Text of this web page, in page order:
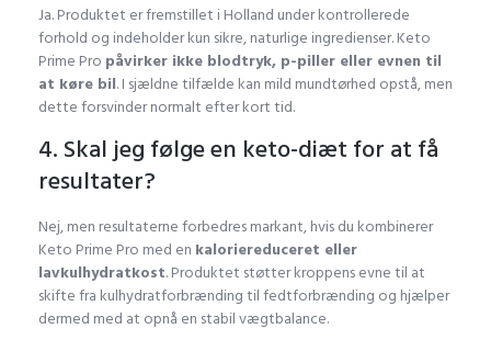
Ja. Produktet er fremstillet i Holland under kontrollerede
forhold og indeholder kun sikre, naturlige ingredienser. Keto
Prime Pro påvirker ikke blodtryk, p-piller eller evnen til
at køre bil. I sjældne tilfælde kan mild mundtørhed opstå, men
dette forsvinder normalt efter kort tid.
4. Skal jeg følge en keto-diæt for at få
resultater?
Nej, men resultaterne forbedres markant, hvis du kombinerer
Keto Prime Pro med en kaloriereduceret eller
lavkulhydratkost. Produktet støtter kroppens evne til at
skifte fra kulhydratforbrænding til fedtforbrænding og hjælper
dermed med at opnå en stabil vægtbalance.